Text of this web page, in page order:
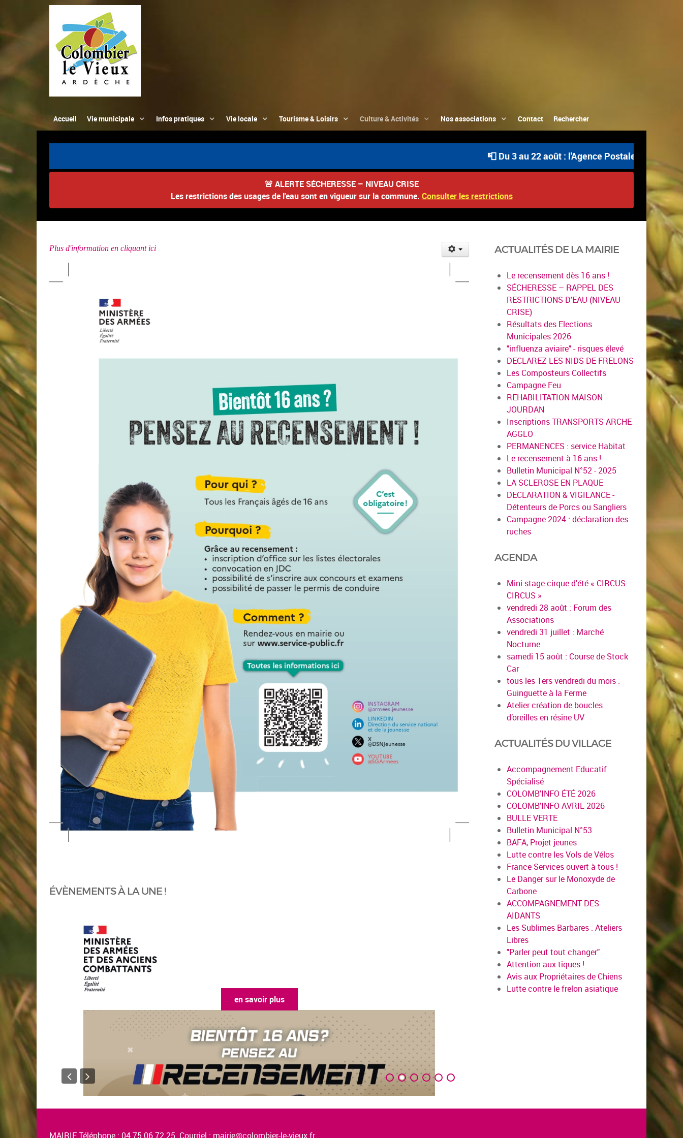
Accueil Vie municipale Infos pratiques Vie locale Tourisme & Loisirs Culture & Activités Nos associations Contact Rechercher
📮 Du 3 au 22 août : l'Agence Postale Communale
🚨 ALERTE SÉCHERESSE – NIVEAU CRISE
Les restrictions des usages de l'eau sont en vigueur sur la commune. Consulter les restrictions
Plus d'information en cliquant ici
ÉVÈNEMENTS À LA UNE !
ACTUALITÉS DE LA MAIRIE
Le recensement dès 16 ans !
SÉCHERESSE – RAPPEL DES
RESTRICTIONS D'EAU (NIVEAU
CRISE)
Résultats des Elections
Municipales 2026
"influenza aviaire" - risques élevé
DECLAREZ LES NIDS DE FRELONS
Les Composteurs Collectifs
Campagne Feu
REHABILITATION MAISON
JOURDAN
Inscriptions TRANSPORTS ARCHE
AGGLO
PERMANENCES : service Habitat
Le recensement à 16 ans !
Bulletin Municipal N°52 - 2025
LA SCLEROSE EN PLAQUE
DECLARATION & VIGILANCE -
Détenteurs de Porcs ou Sangliers
Campagne 2024 : déclaration des
ruches
AGENDA
Mini-stage cirque d'été « CIRCUS-
CIRCUS »
vendredi 28 août : Forum des
Associations
vendredi 31 juillet : Marché
Nocturne
samedi 15 août : Course de Stock
Car
tous les 1ers vendredi du mois :
Guinguette à la Ferme
Atelier création de boucles
d’oreilles en résine UV
ACTUALITÉS DU VILLAGE
Accompagnement Educatif
Spécialisé
COLOMB'INFO ÉTÉ 2026
COLOMB'INFO AVRIL 2026
BULLE VERTE
Bulletin Municipal N°53
BAFA, Projet jeunes
Lutte contre les Vols de Vélos
France Services ouvert à tous !
Le Danger sur le Monoxyde de
Carbone
ACCOMPAGNEMENT DES
AIDANTS
Les Sublimes Barbares : Ateliers
Libres
"Parler peut tout changer"
Attention aux tiques !
Avis aux Propriétaires de Chiens
Lutte contre le frelon asiatique
MAIRIE Téléphone : 04.75.06.72.25 Courriel : mairie@colombier-le-vieux.fr